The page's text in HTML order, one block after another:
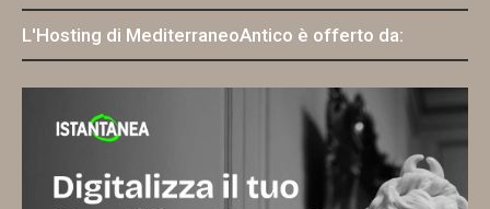
L'Hosting di MediterraneoAntico è offerto da: